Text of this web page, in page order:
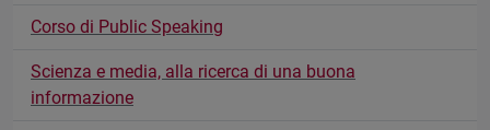
Corso di Public Speaking
Scienza e media, alla ricerca di una buona
informazione